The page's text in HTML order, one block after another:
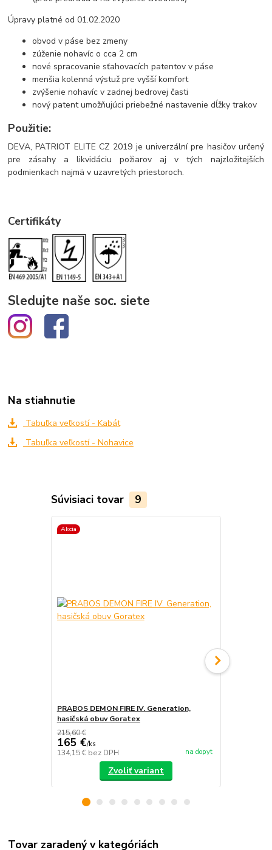
Úpravy platné od 01.02.2020
obvod v páse bez zmeny
zúženie nohavíc o cca 2 cm
nové spracovanie sťahovacích patentov v páse
menšia kolenná výstuž pre vyšší komfort
zvýšenie nohavíc v zadnej bedrovej časti
nový patent umožňujúci priebežné nastavenie dĺžky trakov
Použitie:
DEVA, PATRIOT ELITE CZ 2019 je univerzální pre hasičov určený
pre zásahy a likvidáciu požiarov aj v tých najzložitejších
podmienkach najmä v uzavretých priestoroch.
Certifikáty
Sledujte naše soc. siete
Na stiahnutie
Tabuľka veľkostí - Kabát
Tabuľka veľkostí - Nohavice
Súvisiaci tovar 9
Akcia
PRABOS DEMON FIRE IV. Generation,
hasičská obuv Goratex
215,60 €
165 €/ks
134,15 € bez DPH na dopyt
Zvoliť variant
Tovar zaradený v kategóriách